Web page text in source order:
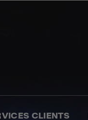
CLIENTS